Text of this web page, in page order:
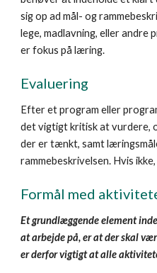
sig op ad mål- og
lege, madlavning, eller andre
er fokus på læring.
Evaluering
Efter et program eller
det vigtigt kritisk at vurdere,
der er tænkt, samt
rammebeskrivelsen. Hvis
Formål med
Et grundlæggende element
at arbejde på, er at der skal
er derfor vigtigt at alle